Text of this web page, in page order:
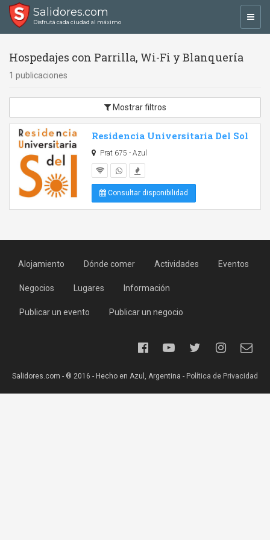
Salidores.com
Disfrutá cada ciudad al máximo
Hospedajes con Parrilla, Wi-Fi y Blanquería
1 publicaciones
Mostrar filtros
Residencia Universitaria Del Sol
Prat 675 - Azul
Consultar disponibilidad
Alojamiento Dónde comer Actividades Eventos
Negocios Lugares Información
Publicar un evento Publicar un negocio
Salidores.com - ® 2016 - Hecho en Azul, Argentina - Política de Privacidad